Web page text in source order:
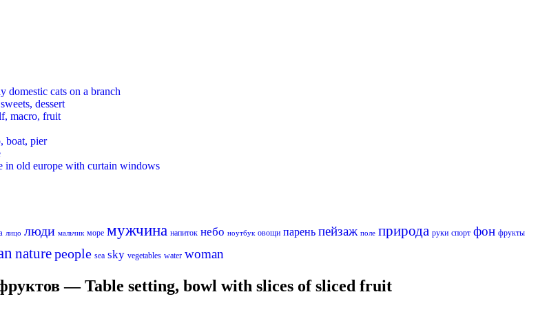
cats on a branch
dessert
macro, fruit
boat, pier
in old europe with curtain windows
лицо люди мальчик море мужчина напиток небо ноутбук овощи парень пейзаж поле природа руки спорт фон фрукты
naturepeople sea sky vegetables water woman
— Table setting, bowl with slices of sliced fruit